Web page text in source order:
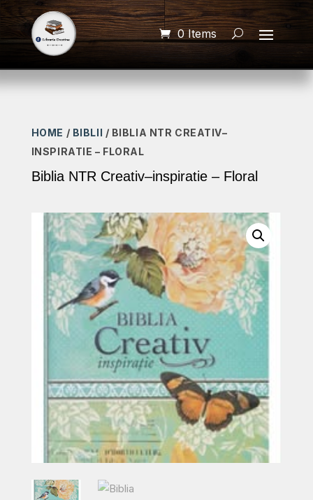
0 Items
HOME / BIBLII / BIBLIA NTR CREATIV–
INSPIRATIE – FLORAL
Biblia NTR Creativ–inspiratie – Floral